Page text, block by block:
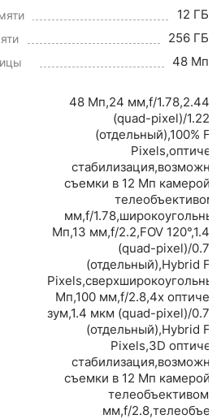
12 ГБ
256 ГБ
48 Мп
48 Мп,24 мм,f/1.78,2.44
(quad-pixel)/1.22
(отдельный),100%
съемки в 12 Мп камерой
мм,f/
Мп,13 мм,f/2.2,FOV 120°,1.4
(quad-pixel)/0.7
(отдельный),Hybrid
Мп,100 мм,f/2.8,4x
зум,1.4 мкм (quad-pixel)/0.7
(отдельный),Hybrid
Pixels,3D
съемки в 12 Мп камерой
телеобъективом:
мм,f/